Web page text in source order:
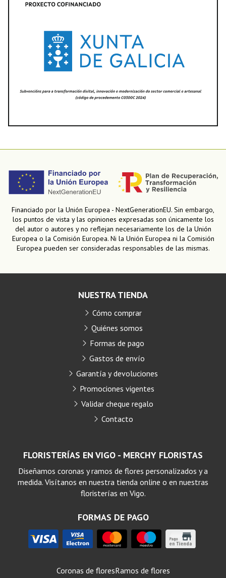
Financiado por la Unión Europea - NextGenerationEU. Sin embargo,
los puntos de vista y las opiniones expresadas son únicamente los
del autor o autores y no reflejan necesariamente los de la Unión
Europea o la Comisión Europea. Ni la Unión Europea ni la Comisión
Europea pueden ser consideradas responsables de las mismas.
FLORISTERÍAS EN VIGO - MERCHY FLORISTAS
Diseñamos coronas y ramos de flores personalizados y a
medida. Visítanos en nuestra tienda online o en nuestras
floristerías en Vigo.
FORMAS DE PAGO
NUESTRA TIENDA
Cómo comprar
Quiénes somos
Formas de pago
Gastos de envío
Garantía y devoluciones
Promociones vigentes
Validar cheque regalo
Contacto
Coronas de floresRamos de flores